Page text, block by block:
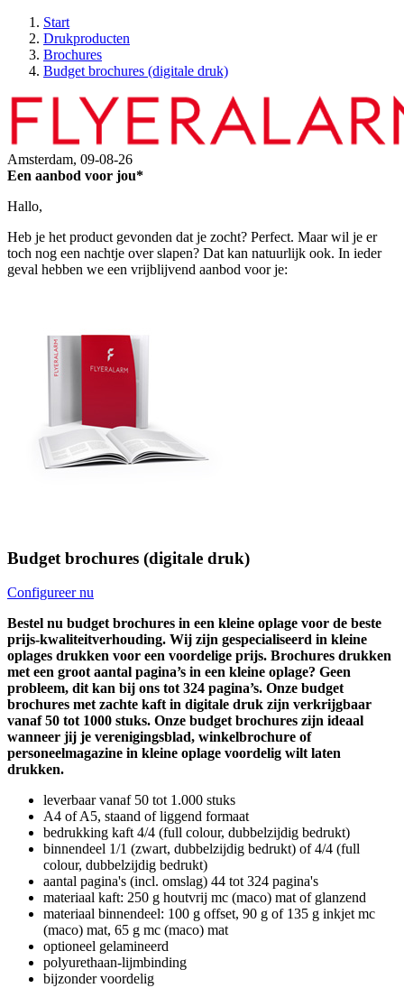
Start
Drukproducten
Brochures
Budget brochures (digitale druk)
Amsterdam, 09-08-26
Een aanbod voor jou*
Hallo,
Heb je het product gevonden dat je zocht? Perfect. Maar wil je er
toch nog een nachtje over slapen? Dat kan natuurlijk ook. In ieder
geval hebben we een vrijblijvend aanbod voor je:
Budget brochures (digitale druk)
Configureer nu
Bestel nu budget brochures in een kleine oplage voor de beste
prijs-kwaliteitverhouding. Wij zijn gespecialiseerd in kleine
oplages drukken voor een voordelige prijs. Brochures drukken
met een groot aantal pagina’s in een kleine oplage? Geen
probleem, dit kan bij ons tot 324 pagina’s. Onze budget
brochures met zachte kaft in digitale druk zijn verkrijgbaar
vanaf 50 tot 1000 stuks. Onze budget brochures zijn ideaal
wanneer jij je verenigingsblad, winkelbrochure of
personeelmagazine in kleine oplage voordelig wilt laten
drukken.
leverbaar vanaf 50 tot 1.000 stuks
A4 of A5, staand of liggend formaat
bedrukking kaft 4/4 (full colour, dubbelzijdig bedrukt)
binnendeel 1/1 (zwart, dubbelzijdig bedrukt) of 4/4 (full
colour, dubbelzijdig bedrukt)
aantal pagina's (incl. omslag) 44 tot 324 pagina's
materiaal kaft: 250 g houtvrij mc (maco) mat of glanzend
materiaal binnendeel: 100 g offset, 90 g of 135 g inkjet mc
(maco) mat, 65 g mc (maco) mat
optioneel gelamineerd
polyurethaan-lijmbinding
bijzonder voordelig